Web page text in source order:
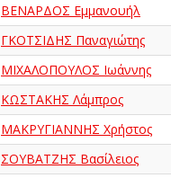
ΒΕΝΑΡΔΟΣ Εμμανουήλ
ΓΚΟΤΣΙΔΗΣ Παναγιώτης
ΜΙΧΑΛΟΠΟΥΛΟΣ Ιωάννης
ΚΩΣΤΑΚΗΣ Λάμπρος
ΜΑΚΡΥΓΙΑΝΝΗΣ Χρήστος
ΣΟΥΒΑΤΖΗΣ Βασίλειος